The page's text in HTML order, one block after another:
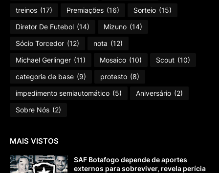
treinos (17) Premiações (16) Sorteio (15)
Diretor De Futebol (14) Mizuno (14)
Sócio Torcedor (12) nota (12)
Michael Gerlinger (11) Mosaico (10) Scout (10)
categoria de base (9) protesto (8)
impedimento semiautomático (5) Aniversário (2)
Sobre Nós (2)
MAIS VISTOS
SAF Botafogo depende de aportes
externos para sobreviver, revela perícia